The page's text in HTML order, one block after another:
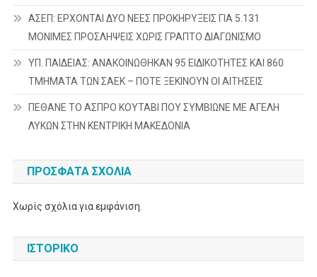
ΑΣΕΠ: ΕΡΧΟΝΤΑΙ ΔΥΟ ΝΕΕΣ ΠΡΟΚΗΡΥΞΕΙΣ ΓΙΑ 5.131
ΜΟΝΙΜΕΣ ΠΡΟΣΛΗΨΕΙΣ ΧΩΡΙΣ ΓΡΑΠΤΟ ΔΙΑΓΩΝΙΣΜΟ
ΥΠ. ΠΑΙΔΕΙΑΣ: ΑΝΑΚΟΙΝΩΘΗΚΑΝ 95 ΕΙΔΙΚΟΤΗΤΕΣ ΚΑΙ 860
ΤΜΗΜΑΤΑ ΤΩΝ ΣΑΕΚ – ΠΟΤΕ ΞΕΚΙΝΟΥΝ ΟΙ ΑΙΤΗΣΕΙΣ
ΠΕΘΑΝΕ ΤΟ ΑΣΠΡΟ ΚΟΥΤΑΒΙ ΠΟΥ ΣΥΜΒΙΩΝΕ ΜΕ ΑΓΕΛΗ
ΛΥΚΩΝ ΣΤΗΝ ΚΕΝΤΡΙΚΗ ΜΑΚΕΔΟΝΙΑ
ΠΡΌΣΦΑΤΑ ΣΧΌΛΙΑ
Χωρίς σχόλια για εμφάνιση.
ΙΣΤΟΡΙΚΌ